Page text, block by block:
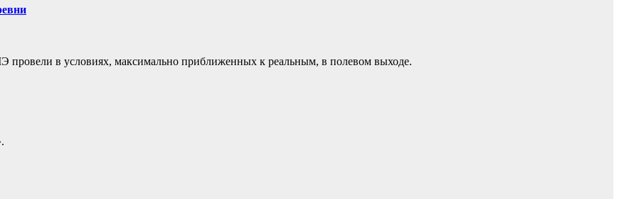
в условиях, максимально приближенных к реальным, в полевом выходе.